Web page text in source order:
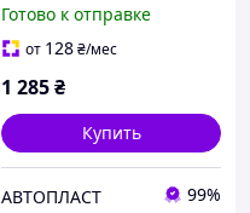
1991 TEMPEST
TP.15.65.1811
Готово к отправке
от 128₴/мес
1 285₴
Купить
АВТОПЛАСТ 99%